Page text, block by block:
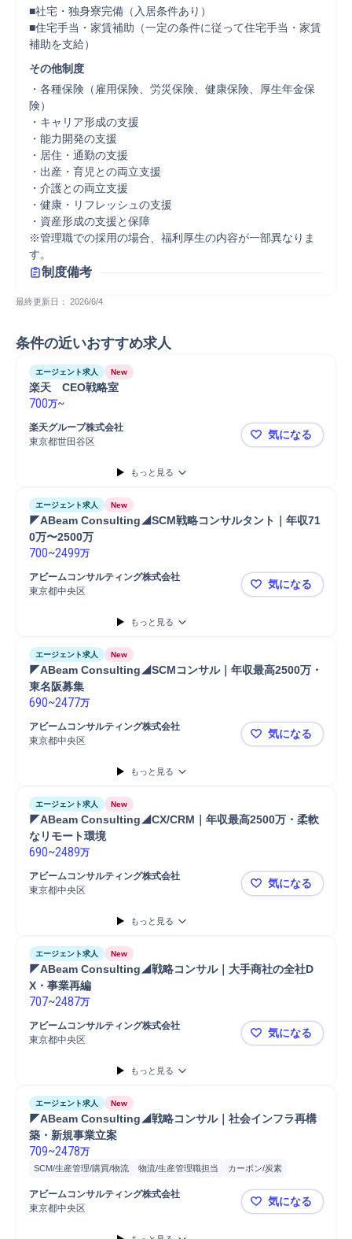
■社宅・独身寮完備（入居条件あり）
■住宅手当・家賃補助（一定の条件に従って住宅手当・家賃
補助を支給）
その他制度
・各種保険（雇用保険、労災保険、健康保険、厚生年金保
険）
・キャリア形成の支援
・能力開発の支援
・居住・通勤の支援
・出産・育児との両立支援
・介護との両立支援
・健康・リフレッシュの支援
・資産形成の支援と保障
※管理職での採用の場合、福利厚生の内容が一部異なりま
す。
制度備考
最終更新日： 2026/6/4
条件の近いおすすめ求人
エージェント求人 New
楽天　CEO戦略室
700万~
楽天グループ株式会社
東京都世田谷区
楽天 CEO
気になる
もっと見る
エージェント求人 New
◤ABeam Consulting◢SCM戦略コンサルタント｜年収71
0万〜2500万
700~2499万
アビームコンサルティング株式会社
東京都中央区
◤ABeam
気になる
もっと見る
エージェント求人 New
◤ABeam Consulting◢SCMコンサル｜年収最高2500万・
東名阪募集
690~2477万
アビームコンサルティング株式会社
東京都中央区
◤ABeam
気になる
もっと見る
エージェント求人 New
◤ABeam Consulting◢CX/CRM｜年収最高2500万・柔軟
なリモート環境
690~2489万
アビームコンサルティング株式会社
東京都中央区
◤ABeam
気になる
もっと見る
エージェント求人 New
◤ABeam Consulting◢戦略コンサル｜大手商社の全社D
X・事業再編
707~2487万
アビームコンサルティング株式会社
東京都中央区
◤ABeam
気になる
もっと見る
エージェント求人 New
◤ABeam Consulting◢戦略コンサル｜社会インフラ再構
築・新規事業立案
709~2478万
SCM/生産管理/購買/物流 物流/生産管理職担当
カーボン/炭素
スマートシティ
データ分析
新規事業
アビームコンサルティング株式会社
東京都中央区
◤ABeam
気になる